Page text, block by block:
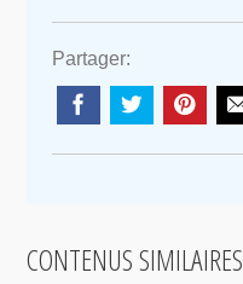
Partager:
CONTENUS SIMILAIRES